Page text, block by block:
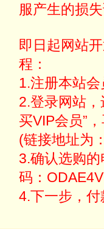
服产生的损
即日起网站
程：
1.注册本站会
2.登录网站，
买VIP会员”
(链接地址为
3.确认选购
码：
4.下一步，